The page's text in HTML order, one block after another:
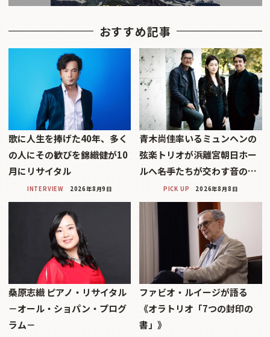
おすすめ記事
歌に人生を捧げた40年、多く
の人にその歓びを錦織健が10
月にリサイタル
INTERVIEW 2026年8月9日
青木尚佳率いるミュンヘンの
弦楽トリオが浜離宮朝日ホー
ルへ――名手たちが交わす音の…
PICK UP 2026年8月8日
桑原志織 ピアノ・リサイタル
－オール・ショパン・プログ
ラム－
ファビオ・ルイージが語る
《オラトリオ「7つの封印の
書」》